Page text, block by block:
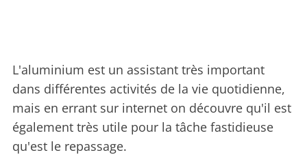
L'aluminium est un assistant très important
dans différentes activités de la vie quotidienne,
mais en errant sur internet on découvre qu'il est
également très utile pour la tâche fastidieuse
qu'est le repassage.